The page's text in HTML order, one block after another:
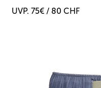
UVP. 75€ / 80 CHF